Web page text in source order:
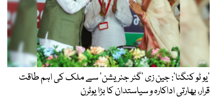
’یو ٹو کنگنا‘: جین زی ’گٹر جنریشن‘ سے ملک کی اہم طاقت
قرار، بھارتی اداکارہ و سیاستدان کا بڑا یوٹرن